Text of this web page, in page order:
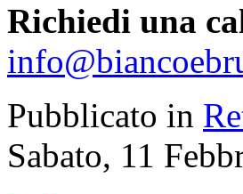
Richiedi una
Pubblicato in
Sabato, 11